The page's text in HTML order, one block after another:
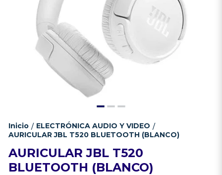
Inicio / ELECTRÓNICA AUDIO Y VIDEO /
AURICULAR JBL T520 BLUETOOTH (BLANCO)
AURICULAR JBL T520
BLUETOOTH (BLANCO)